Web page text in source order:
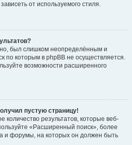
от используемого стиля.
был слишком неопределённым и
по которым в phpBB не осуществляется.
возможности расширенного
пустую страницу!
результатов, которые веб-
«Расширенный поиск», более
и форумы, на которых он должен быть